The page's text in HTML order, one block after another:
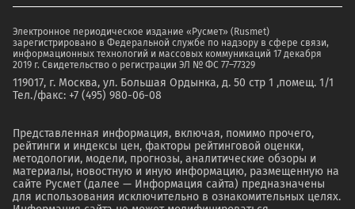
Электронное периодическое издание «Русмет» (Rusmet)
зарегистрировано в Федеральной службе по надзору в сфере связи,
информационных технологий и массовых коммуникаций 17 декабря
2019 г. Свидетельство о регистрации ЭЛ № ФС 77–77329
119017, г. Москва, ул. Большая Ордынка, д. 50 стр 1 ,помещ. 1/1
Тел./факс: +7 (495) 980-06-08
Представленная информация, включая, помимо прочего,
рейтинги и индексы цен, факторы рейтинговой оценки,
методологии, модели, прогнозы, аналитические обзоры и
материалы, новостную и иную информацию, размещенную на
сайте Русмет (далее — Информация сайта) предназначены
для использования исключительно в ознакомительных целях.